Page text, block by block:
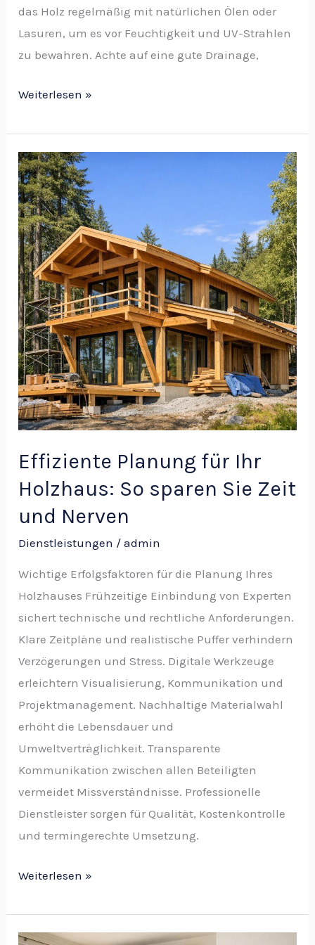
das Holz regelmäßig mit natürlichen Ölen oder
Lasuren, um es vor Feuchtigkeit und UV-Strahlen
zu bewahren. Achte auf eine gute Drainage,
Weiterlesen »
Effiziente Planung für Ihr
Holzhaus: So sparen Sie Zeit
und Nerven
Dienstleistungen /admin
Wichtige Erfolgsfaktoren für die Planung Ihres
Holzhauses Frühzeitige Einbindung von Experten
sichert technische und rechtliche Anforderungen.
Klare Zeitpläne und realistische Puffer verhindern
Verzögerungen und Stress. Digitale Werkzeuge
erleichtern Visualisierung, Kommunikation und
Projektmanagement. Nachhaltige Materialwahl
erhöht die Lebensdauer und
Umweltverträglichkeit. Transparente
Kommunikation zwischen allen Beteiligten
vermeidet Missverständnisse. Professionelle
Dienstleister sorgen für Qualität, Kostenkontrolle
und termingerechte Umsetzung.
Effiziente
Planung
für
Ihr
Holzhaus:
So
sparen
Sie
Zeit
und
Nerven
Weiterlesen »